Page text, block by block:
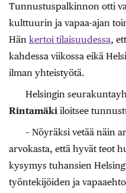
Tunnustuspalkinnon otti
kulttuurin ja vapaa-ajan
Hän kertoi tilaisuudessa,
kahdessa viikossa eikä
ilman yhteistyötä.
Helsingin
Rintamäki iloitsee
– Nöyräksi vetää näin
arvokasta, että hyvät teot
kysymys tuhansien
työntekijöiden ja